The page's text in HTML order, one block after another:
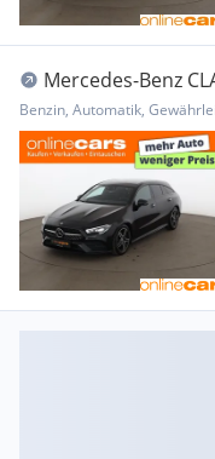
Mercedes-Benz
Brake AMG Line Aut
Benzin, Automatik,